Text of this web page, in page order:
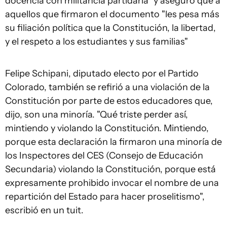
aquellos que firmaron el documento "les pesa más
su filiación política que la Constitución, la libertad,
y el respeto a los estudiantes y sus familias"
Felipe Schipani, diputado electo por el Partido
Colorado, también se refirió a una violación de la
Constitución por parte de estos educadores que,
dijo, son una minoría. "Qué triste perder así,
mintiendo y violando la Constitución. Mintiendo,
porque esta declaración la firmaron una minoría de
los Inspectores del CES (Consejo de Educación
Secundaria) violando la Constitución, porque está
expresamente prohibido invocar el nombre de una
repartición del Estado para hacer proselitismo",
escribió en un tuit.